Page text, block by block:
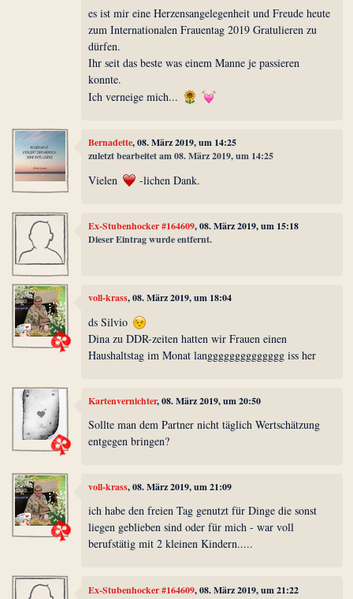
es ist mir eine Herzensangelegenheit und Freude heute
zum Internationalen Frauentag 2019 Gratulieren zu
dürfen.
Ihr seit das beste was einem Manne je passieren
konnte.
Ich verneige mich...
Bernadette, 08. März 2019, um 14:25
zuletzt bearbeitet am 08. März 2019, um 14:25
Vielen -lichen Dank.
Ex-Stubenhocker #164609, 08. März 2019, um 15:18
Dieser Eintrag wurde entfernt.
voll-krass, 08. März 2019, um 18:04
ds Silvio
Dina zu DDR-zeiten hatten wir Frauen einen
Haushaltstag im Monat langggggggggggggg iss her
Kartenvernichter, 08. März 2019, um 20:50
Sollte man dem Partner nicht täglich Wertschätzung
entgegen bringen?
voll-krass, 08. März 2019, um 21:09
ich habe den freien Tag genutzt für Dinge die sonst
liegen geblieben sind oder für mich - war voll
berufstätig mit 2 kleinen Kindern.....
Ex-Stubenhocker #164609, 08. März 2019, um 21:22